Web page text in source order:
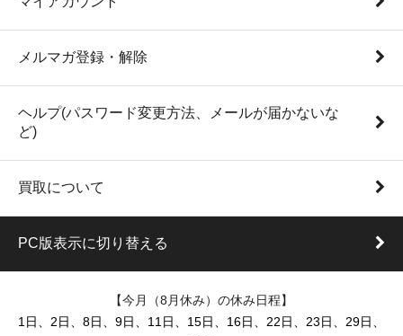
メルマガ登録・解除
ヘルプ(パスワード変更方法、メールが届かないな
ど)
買取について
PC版表示に切り替える
【今月（8月休み）の休み日程】
1日、2日、8日、9日、11日、15日、16日、22日、23日、29日、